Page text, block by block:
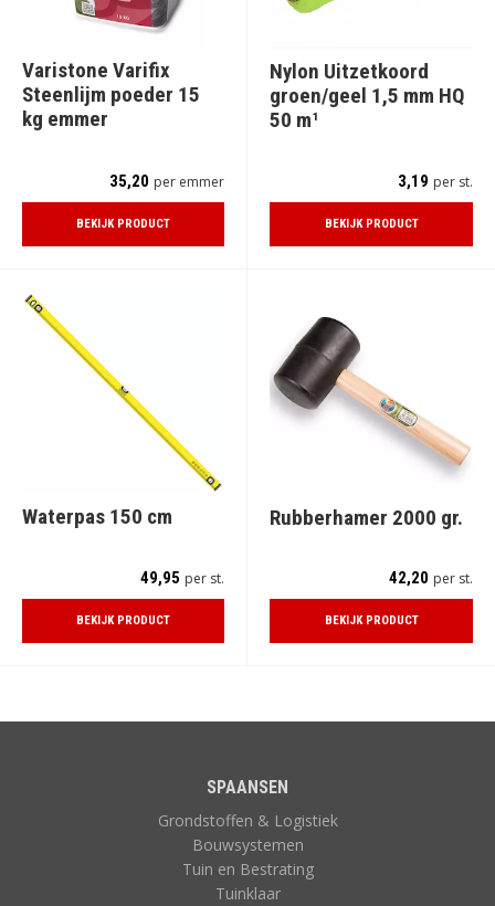
Varistone Varifix
Steenlijm poeder 15
kg emmer
35,20 per emmer
BEKIJK PRODUCT
Nylon Uitzetkoord
groen/geel 1,5 mm HQ
50 m¹
3,19 per st.
BEKIJK PRODUCT
Waterpas 150 cm
49,95 per st.
BEKIJK PRODUCT
Rubberhamer 2000 gr.
42,20 per st.
BEKIJK PRODUCT
SPAANSEN
Grondstoffen & Logistiek
Bouwsystemen
Tuin en Bestrating
Tuinklaar